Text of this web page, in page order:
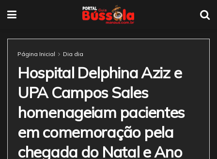
Página Inicial Dia dia
Hospital Delphina Aziz e
UPA Campos Sales
homenageiam pacientes
em comemoração pela
chegada do Natal e Ano